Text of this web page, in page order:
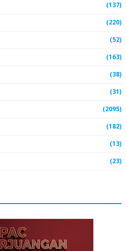
(137)
(220)
(52)
(163)
(38)
(31)
(2095)
(182)
(13)
(23)